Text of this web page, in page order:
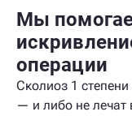
Мы
операции
Сколиоз 1
— и либо не лечат